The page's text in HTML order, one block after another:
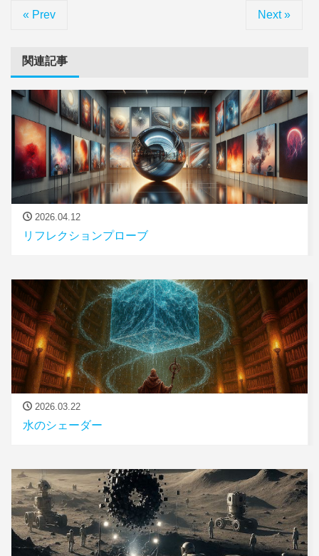
« Prev Next »
関連記事
2026.04.12
リフレクションプローブ
2026.03.22
水のシェーダー